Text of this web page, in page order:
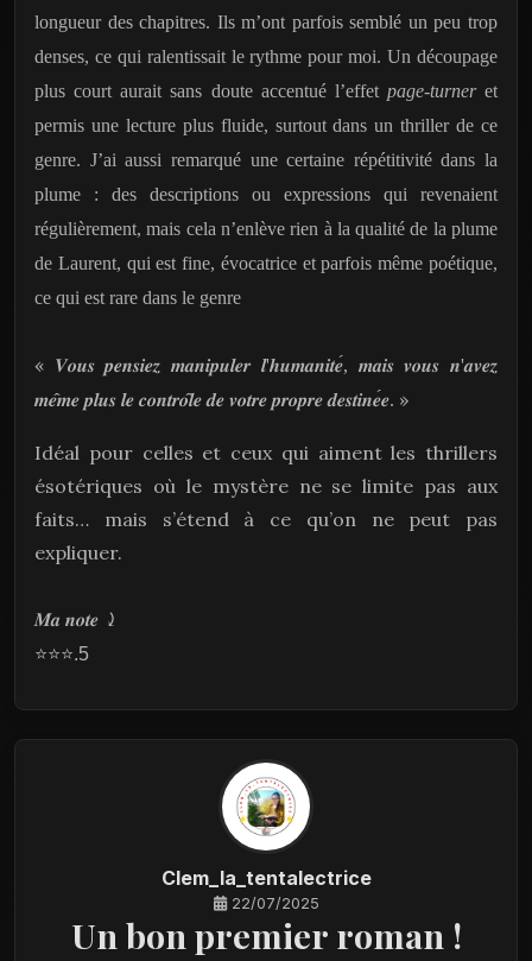
longueur des chapitres. Ils m’ont parfois semblé un peu trop
denses, ce qui ralentissait le rythme pour moi. Un découpage
plus court aurait sans doute accentué l’effet page-turneret
permis une lecture plus fluide, surtout dans un thriller de ce
genre. J’ai aussi remarqué une certaine répétitivité dans la
plume : des descriptions ou expressions qui revenaient
régulièrement, mais cela n’enlève rien à la qualité de la plume
de Laurent, qui est fine, évocatrice et parfois même poétique,
ce qui est rare dans le genre
« 𝑽𝒐𝒖𝒔 𝒑𝒆𝒏𝒔𝒊𝒆𝒛 𝒎𝒂𝒏𝒊𝒑𝒖𝒍𝒆𝒓 𝒍'𝒉𝒖𝒎𝒂𝒏𝒊𝒕𝒆́, 𝒎𝒂𝒊𝒔 𝒗𝒐𝒖𝒔 𝒏'𝒂𝒗𝒆𝒛
𝒎𝒆𝒎𝒆 𝒑𝒍𝒖𝒔 𝒍𝒆 𝒄𝒐𝒏𝒕𝒓𝒐𝒍𝒆 𝒅𝒆 𝒗𝒐𝒕𝒓𝒆 𝒑𝒓𝒐𝒑𝒓𝒆 𝒅𝒆𝒔𝒕𝒊𝒏𝒆𝒆. »
Idéal pour celles et ceux qui aiment les thrillers
ésotériques où le mystère ne se limite pas aux
faits… mais s’étend à ce qu’on ne peut pas
expliquer.
𝑴𝒂 𝒏𝒐𝒕𝒆 ⤸
⭐⭐⭐.5
Clem_la_tentalectrice
22/07/2025
Un bon premier roman !